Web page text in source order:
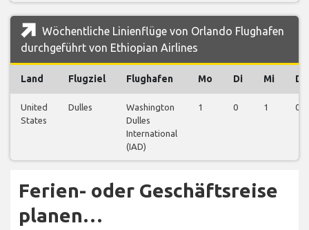
Wöchentliche Linienflüge von Orlando Flughafen
durchgeführt von Ethiopian Airlines
Land Flugziel Flughafen Mo Di Mi Do
United
States
Dulles
Washington
Dulles
International
(IAD)
1 0 1 0
Ferien- oder Geschäftsreise
planen…